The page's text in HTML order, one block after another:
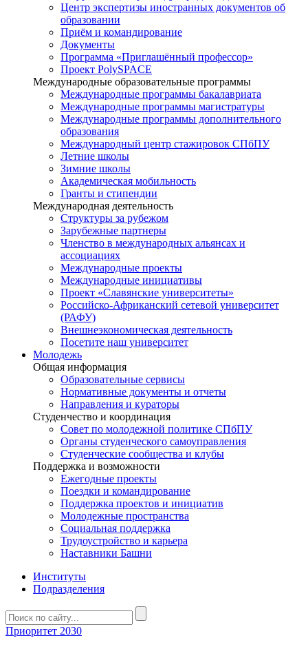
Центр экспертизы иностранных документов об
образовании
Приём и командирование
Документы
Программа «Приглашённый профессор»
Проект PolySPACE
Международные образовательные программы
Международные программы бакалавриата
Международные программы магистратуры
Международные программы дополнительного
образования
Международный центр стажировок СПбПУ
Летние школы
Зимние школы
Академическая мобильность
Гранты и стипендии
Международная деятельность
Структуры за рубежом
Зарубежные партнеры
Членство в международных альянсах и
ассоциациях
Международные проекты
Международные инициативы
Проект «Славянские университеты»
Российско-Африканский сетевой университет
(РАФУ)
Внешнеэкономическая деятельность
Посетите наш университет
Молодежь
Общая информация
Образовательные сервисы
Нормативные документы и отчеты
Направления и кураторы
Студенчество и координация
Совет по молодежной политике СПбПУ
Органы студенческого самоуправления
Студенческие сообщества и клубы
Поддержка и возможности
Ежегодные проекты
Поездки и командирование
Поддержка проектов и инициатив
Молодежные пространства
Социальная поддержка
Трудоустройство и карьера
Наставники Башни
Институты
Подразделения
Приоритет 2030